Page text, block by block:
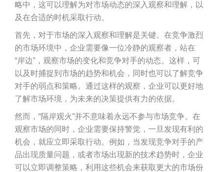
略中，这可以理解为对市场动态的深入观察和理解，以
及在合适的时机采取行动。
首先，对于市场的深入观察和理解是关键。在竞争激烈
的市场环境中，企业需要像一位冷静的观察者，站在
“岸边”，观察市场的变化和竞争对手的动态。这样，可
以及时捕捉到市场的趋势和机会，同时也可以了解竞争
对手的弱点和策略。通过这样的观察，企业可以更好地
了解市场环境，为未来的决策提供有力的依据。
然而，“隔岸观火”并不意味着永远不参与市场竞争。在
观察市场的同时，企业需要保持警觉，一旦发现有利的
机会，就应立即采取行动。例如，当发现竞争对手的产
品出现质量问题，或者市场出现新的技术趋势时，企业
可以立即调整策略，利用这些机会来获取更大的市场份